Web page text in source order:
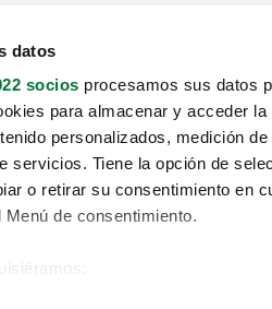
datos
socios procesamos sus datos
para almacenar y acceder
personalizados, medición
servicios. Tiene la opción de
o retirar su consentimiento en
de consentimiento.